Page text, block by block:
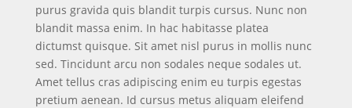
purus gravida quis blandit turpis cursus. Nunc non
blandit massa enim. In hac habitasse platea
dictumst quisque. Sit amet nisl purus in mollis nunc
sed. Tincidunt arcu non sodales neque sodales ut.
Amet tellus cras adipiscing enim eu turpis egestas
pretium aenean. Id cursus metus aliquam eleifend